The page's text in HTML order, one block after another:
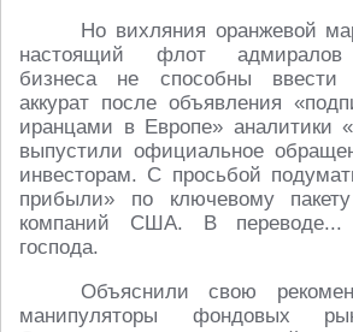
Но вихляния оранжевой
настоящий флот адмиралов
бизнеса не способны ввести
аккурат после объявления
иранцами в Европе» аналитики
выпустили официальное
инвесторам. С просьбой
прибыли» по ключевому
компаний США. В переводе...
господа.
Объяснили свою
манипуляторы фондовых